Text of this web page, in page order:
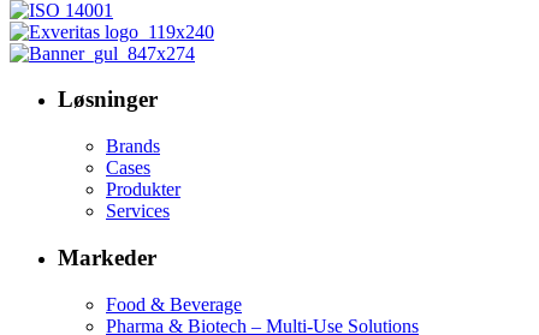
Løsninger
Brands
Cases
Produkter
Services
Markeder
Food & Beverage
Pharma & Biotech – Multi-Use Solutions